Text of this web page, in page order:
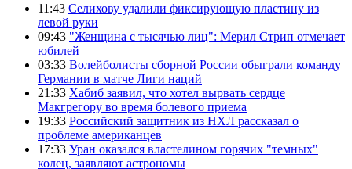
11:43 Селихову удалили фиксирующую пластину из
левой руки
09:43 "Женщина с тысячью лиц": Мерил Стрип отмечает
юбилей
03:33 Волейболисты сборной России обыграли команду
Германии в матче Лиги наций
21:33 Хабиб заявил, что хотел вырвать сердце
Макгрегору во время болевого приема
19:33 Российский защитник из НХЛ рассказал о
проблеме американцев
17:33 Уран оказался властелином горячих "темных"
колец, заявляют астрономы